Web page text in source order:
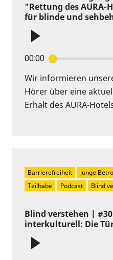
"Rettung des AURA-
für blinde und
00:00
Wir informieren
Hörer über eine
Erhalt des AURA-
Blind verstehen |
interkulturell: Die
Barrierefreiheit junge
Teilhabe
Podcast Blind